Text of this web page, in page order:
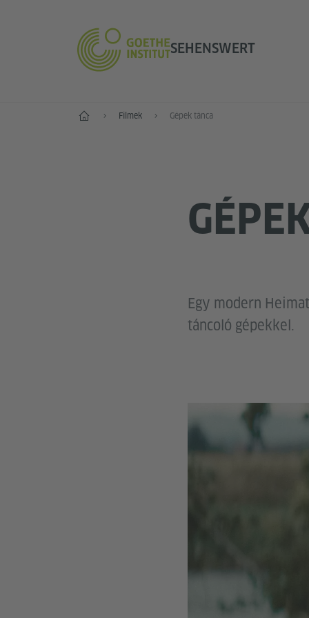
SEHENSWERT
Szemrevaló Filmek Gépek tánca
Egy modern
táncoló gépekkel.